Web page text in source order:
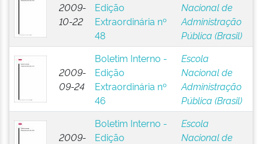
2009-
10-22
Edição
Extraordinária nº
48
Nacional de
Administração
Pública (Brasil)
2009-
09-24
Boletim Interno -
Edição
Extraordinária nº
46
Escola
Nacional de
Administração
Pública (Brasil)
2009-
Boletim Interno -
Edição
Escola
Nacional de